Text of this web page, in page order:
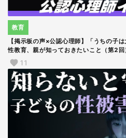
【掲示板の声×公認心理師】「うちの子
性教育、親が知っておきたいこと（第2回
教育
11